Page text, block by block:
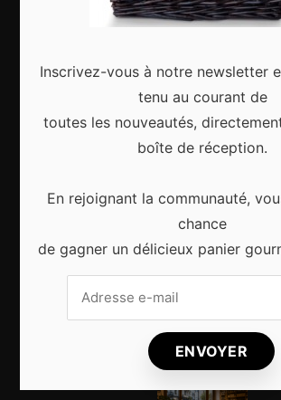
Articles récents
Bruxelles Toute
Les meilleures activités culturelles
pour vivre la ville
Inscrivez-vous à notre newsletter
tenu au courant de
toutes les nouveautés,
boîte de réception.
En rejoignant la communauté,
chance
de gagner un délicieux panier